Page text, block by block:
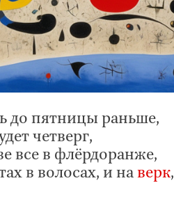
до пятницы раньше,
четверг,
все в флёрдоранже,
в волосах, и наверк,